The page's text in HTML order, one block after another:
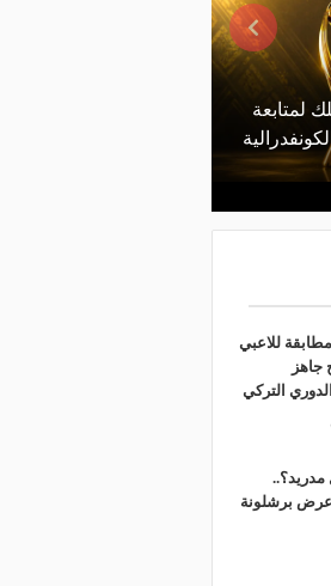
لمتابعة
للاعبي
جاهز
التركي
برشلونة